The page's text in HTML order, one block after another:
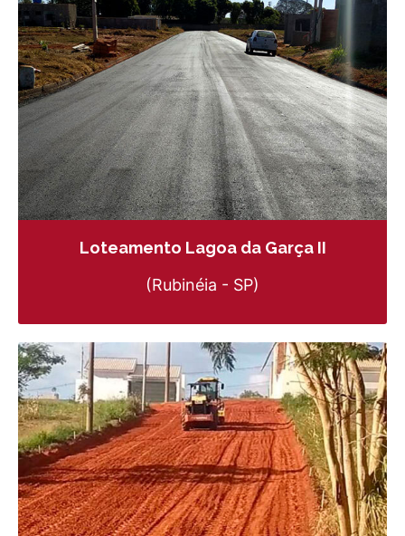
Loteamento Lagoa da Garça II
(Rubinéia - SP)